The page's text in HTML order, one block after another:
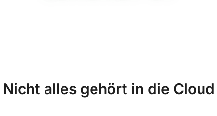
Nicht alles gehört in die Cloud